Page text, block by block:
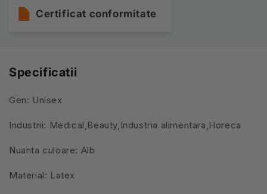
Certificat conformitate
Specificatii
Gen: Unisex
Industrii: Medical,Beauty,Industria alimentara,Horeca
Nuanta culoare: Alb
Material: Latex